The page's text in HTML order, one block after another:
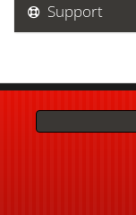
Support